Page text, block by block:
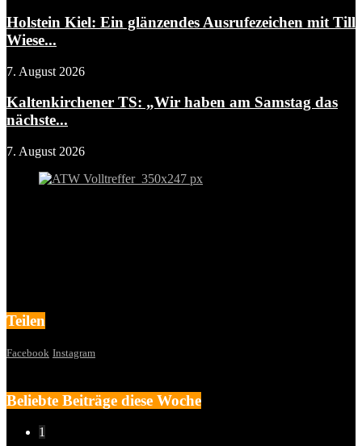
Holstein Kiel: Ein glänzendes Ausrufezeichen mit Till
Wiese...
7. August 2026
Kaltenkirchener TS: „Wir haben am Samstag das
nächste...
7. August 2026
Teilen
Facebook Instagram
Beliebte Beiträge diese Woche
1